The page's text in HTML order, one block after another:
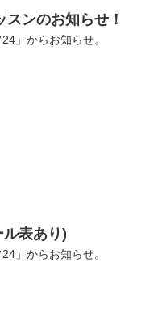
ンのお知らせ！
」からお知らせ。
ル表あり)
」からお知らせ。